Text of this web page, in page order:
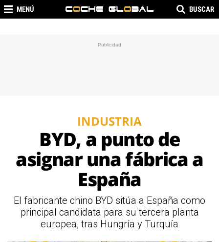
MENÚ BUSCAR
INDUSTRIA
BYD, a punto de
asignar una fábrica a
España
El fabricante chino BYD sitúa a España como
principal candidata para su tercera planta
europea, tras Hungría y Turquía